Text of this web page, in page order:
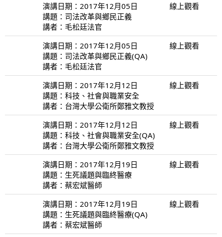
演講日期：2017年12月05日
講題：司法改革與鄉民正義
講者：毛松廷法官
線上觀看
演講日期：2017年12月05日
講題：司法改革與鄉民正義(QA)
講者：毛松廷法官
線上觀看
演講日期：2017年12月12日
講題：科技、社會與職業安全
講者：台灣大學公衛所鄭雅文教授
線上觀看
演講日期：2017年12月12日
講題：科技、社會與職業安全(QA)
講者：台灣大學公衛所鄭雅文教授
線上觀看
演講日期：2017年12月19日
講題：生死議題與臨終醫療
講者：蔡宏斌醫師
線上觀看
演講日期：2017年12月19日
講題：生死議題與臨終醫療(QA)
講者：蔡宏斌醫師
線上觀看